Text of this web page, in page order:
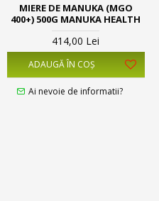
MIERE DE MANUKA (MGO
400+) 500G MANUKA HEALTH
414,00 Lei
ADAUGĂ ÎN COŞ
Ai nevoie de informatii?